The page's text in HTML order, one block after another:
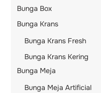
Bunga Box
Bunga Krans
Bunga Krans Fresh
Bunga Krans Kering
Bunga Meja
Bunga Meja Artificial